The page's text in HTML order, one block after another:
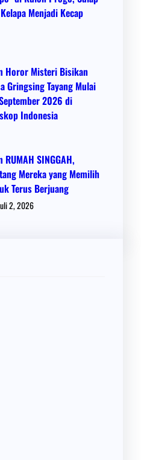
Menjadi Kecap
Horor Misteri Bisikan
Gringsing Tayang Mulai
2026 di
Indonesia
RUMAH SINGGAH,
Mereka yang Memilih
Terus Berjuang
2, 2026